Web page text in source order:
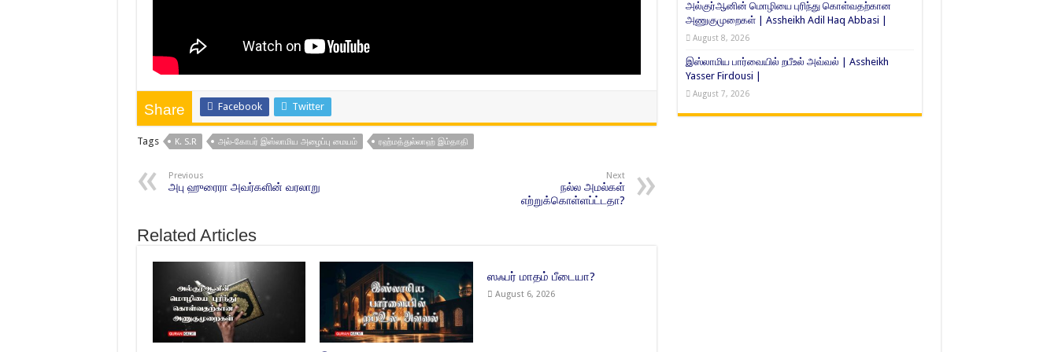
Share Facebook Twitter
Tags K. S.R அல்-கோபர் இஸ்லாமிய அழைப்பு மையம் ரஹ்மத்துல்லாஹ் இம்தாதி
Previous
அபு ஹுரைரா அவர்களின் வரலாறு
Next
நல்ல அமல்கள்
எற்றுக்கொள்ளப்ட்டதா?
Related Articles
ஸஃபர் மாதம் பீடையா?
August 6, 2026
அல்குர்ஆனின் மொழியை புரிந்து கொள்வதற்கான
அணுகுமுறைகள் | Assheikh Adil Haq Abbasi |
August 8, 2026
இஸ்லாமிய பார்வையில் றபீஉல் அவ்வல் | Assheikh
Yasser Firdousi |
August 7, 2026